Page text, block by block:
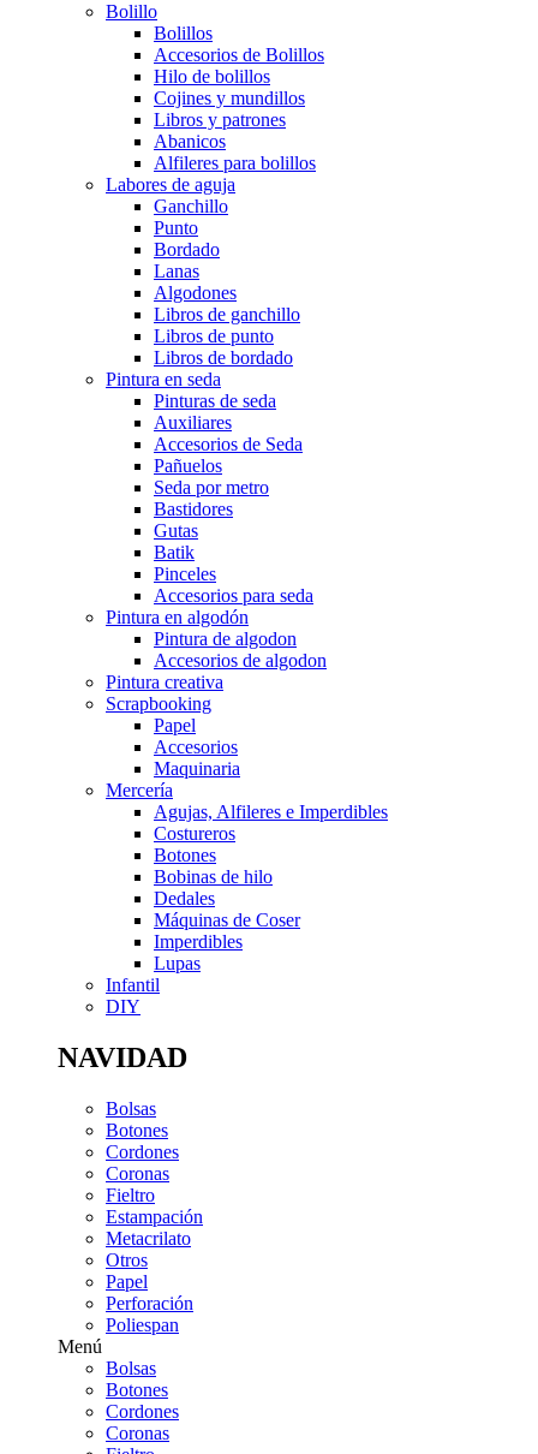
Bolillo
Bolillos
Accesorios de Bolillos
Hilo de bolillos
Cojines y mundillos
Libros y patrones
Abanicos
Alfileres para bolillos
Labores de aguja
Ganchillo
Punto
Bordado
Lanas
Algodones
Libros de ganchillo
Libros de punto
Libros de bordado
Pintura en seda
Pinturas de seda
Auxiliares
Accesorios de Seda
Pañuelos
Seda por metro
Bastidores
Gutas
Batik
Pinceles
Accesorios para seda
Pintura en algodón
Pintura de algodon
Accesorios de algodon
Pintura creativa
Scrapbooking
Papel
Accesorios
Maquinaria
Mercería
Agujas, Alfileres e Imperdibles
Costureros
Botones
Bobinas de hilo
Dedales
Máquinas de Coser
Imperdibles
Lupas
Infantil
DIY
NAVIDAD
Bolsas
Botones
Cordones
Coronas
Fieltro
Estampación
Metacrilato
Otros
Papel
Perforación
Poliespan
Menú
Bolsas
Botones
Cordones
Coronas